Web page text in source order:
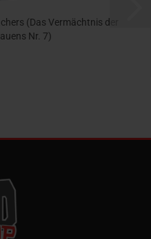
(Das Vermächtnis der
Nr. 7)